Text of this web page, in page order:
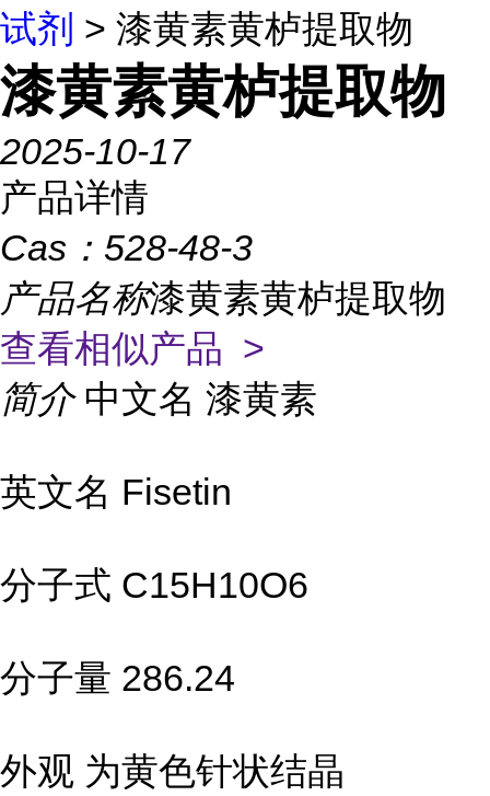
试剂 > 漆黄素黄栌提取物
漆黄素黄栌提取物
2025-10-17
产品详情
Cas： 528-48-3
产品名称漆黄素黄栌提取物
查看相似产品 >
简介 中文名 漆黄素
英文名 Fisetin
分子式 C15H10O6
分子量 286.24
外观 为黄色针状结晶